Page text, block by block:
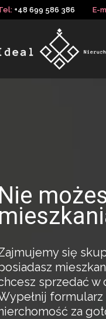
+48 699 586 386 E-
Nie
się
sprzedać w
za